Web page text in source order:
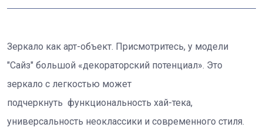
Зеркало как арт-объект. Присмотритесь, у модели
"Сайз" большой «декораторский потенциал». Это
зеркало с легкостью может
подчеркнуть функциональность хай-тека,
универсальность неоклассики и современного стиля.